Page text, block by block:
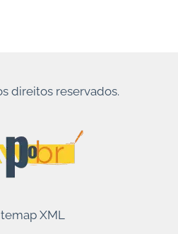
direitos reservados.
XML